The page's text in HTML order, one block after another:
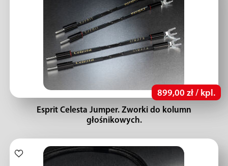
899,00 zł / kpl.
Esprit Celesta Jumper. Zworki do kolumn
głośnikowych.